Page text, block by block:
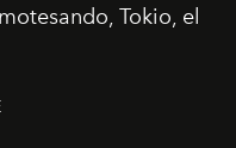
Tokio, el